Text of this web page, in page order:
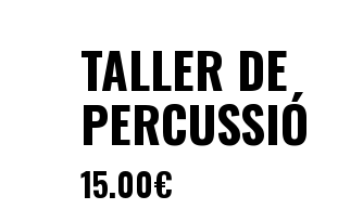
TALLER DE
PERCUSSIÓ
15.00€